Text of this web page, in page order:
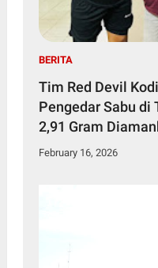
BERITA
Tim Red Devil
Pengedar Sabu di
2,91 Gram
February 16, 2026